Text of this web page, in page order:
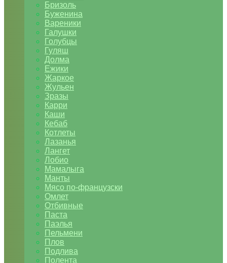
Бризоль
Буженина
Вареники
Галушки
Голубцы
Гуляш
Долма
Ежики
Жаркое
Жульен
Зразы
Карри
Каши
Кебаб
Котлеты
Лазанья
Лангет
Лобио
Мамалыга
Манты
Мясо по-французски
Омлет
Отбивные
Паста
Паэлья
Пельмени
Плов
Подлива
Полента